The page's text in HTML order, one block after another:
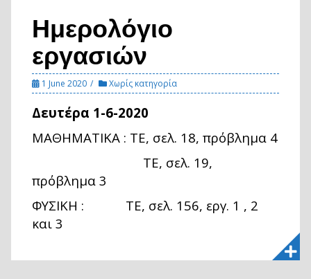
Ημερολόγιο
εργασιών
1 June 2020 Χωρίς κατηγορία
Δευτέρα 1-6-2020
ΜΑΘΗΜΑΤΙΚΑ : ΤΕ, σελ. 18, πρόβλημα 4
ΤΕ, σελ. 19,
πρόβλημα 3
ΦΥΣΙΚΗ : ΤΕ, σελ. 156, εργ. 1 , 2
και 3